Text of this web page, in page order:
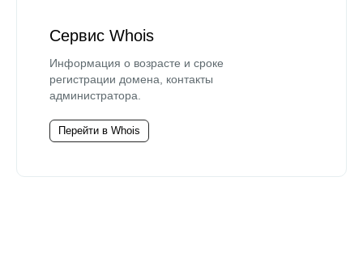
Сервис Whois
Информация о возрасте и сроке
регистрации домена, контакты
администратора.
Перейти в Whois